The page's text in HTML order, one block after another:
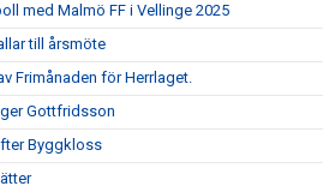
med Malmö FF i Vellinge 2025
till årsmöte
Frimånaden för Herrlaget.
Gottfridsson
Byggkloss